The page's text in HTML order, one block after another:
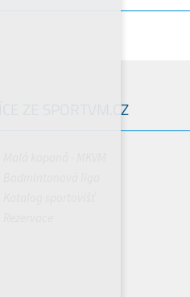
VÍCE ZE SPORTVM.CZ